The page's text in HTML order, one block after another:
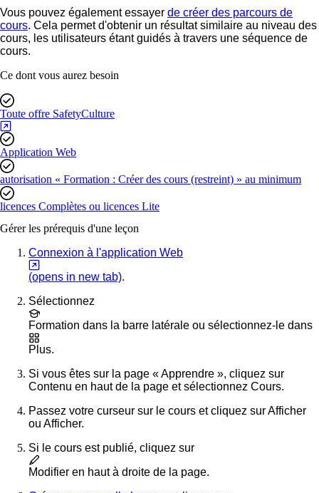
Vous pouvez également essayer de créer des parcours de
cours. Cela permet d'obtenir un résultat similaire au niveau des
cours, les utilisateurs étant guidés à travers une séquence de
cours.
Ce dont vous aurez besoin
Toute offre SafetyCulture
Application Web
autorisation « Formation : Créer des cours (restreint) » au minimum
licences Complètes ou licences Lite
Gérer les prérequis d'une leçon
Connexion à l'application Web
(opens in new tab).
Sélectionnez
Formation dans la barre latérale ou sélectionnez-le dans
Plus.
Si vous êtes sur la page « Apprendre », cliquez sur
Contenu en haut de la page et sélectionnez Cours.
Passez votre curseur sur le cours et cliquez surAfficher
ou Afficher.
Si le cours est publié, cliquez sur
Modifier en haut à droite de la page.